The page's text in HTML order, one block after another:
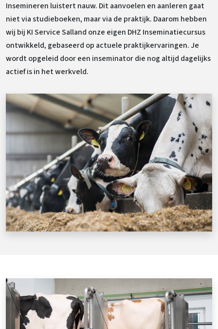
Insemineren luistert nauw. Dit aanvoelen en aanleren gaat
niet via studieboeken, maar via de praktijk. Daarom hebben
wij bij KI Service Salland onze eigen DHZ Inseminatiecursus
ontwikkeld, gebaseerd op actuele praktijkervaringen. Je
wordt opgeleid door een inseminator die nog altijd dagelijks
actief is in het werkveld.